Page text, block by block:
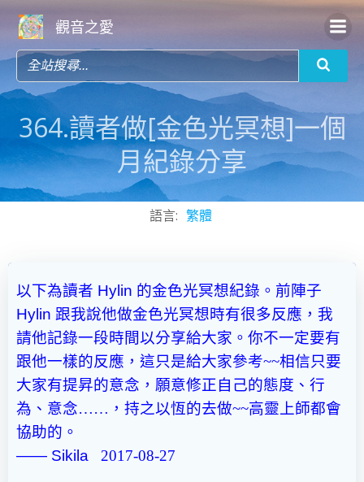
content
觀音之愛
364.讀者做[金色光冥想]一個
月紀錄分享
語言: 繁體
以下為讀者 Hylin 的金色光冥想紀錄。前陣子
Hylin 跟我說他做金色光冥想時有很多反應，我
請他記錄一段時間以分享給大家。你不一定要有
跟他一樣的反應，這只是給大家參考~~相信只要
大家有提昇的意念，願意修正自己的態度、行
為、意念……，持之以恆的去做~~高靈上師都會
協助的。
—— Sikila 2017-08-27